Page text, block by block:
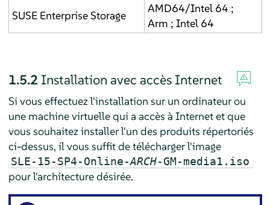
SUSE Enterprise Storage
AMD64/Intel 64 ;
Arm ; Intel 64
1.5.2 Installation avec accès Internet
Si vous effectuez l'installation sur un ordinateur ou
une machine virtuelle qui a accès à Internet et que
vous souhaitez installer l'un des produits répertoriés
ci-dessus, il vous suffit de télécharger l'image
SLE-15-SP4-Online-ARCH-GM-media1.iso
pour l'architecture désirée.